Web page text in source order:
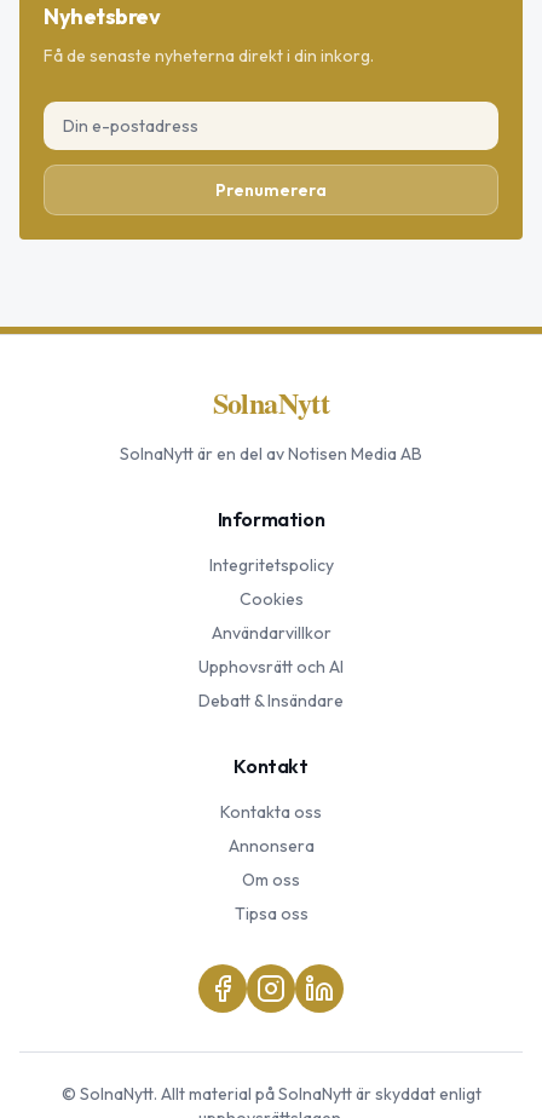
Nyhetsbrev
Få de senaste nyheterna direkt i din inkorg.
Prenumerera
SolnaNytt
SolnaNyttär en del av Notisen Media AB
Information
Integritetspolicy
Cookies
Användarvillkor
Upphovsrätt och AI
Debatt & Insändare
Kontakt
Kontakta oss
Annonsera
Om oss
Tipsa oss
© SolnaNytt. Allt material påSolnaNyttär skyddat enligt